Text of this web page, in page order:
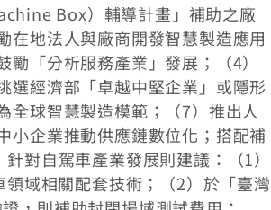
Box）輔導計畫」補助之廠
在地法人與廠商開發智慧製造應用
「分析服務產業」發展；（4）
選經濟部「卓越中堅企業」或隱形
全球智慧製造模範；（7）推出人
小企業推動供應鏈數位化；搭配補
對自駕車產業發展則建議：（1）
域相關配套技術；（2）於「臺灣